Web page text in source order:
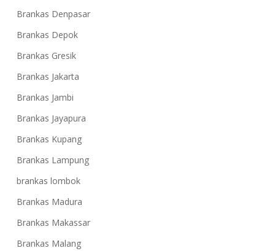
Brankas Denpasar
Brankas Depok
Brankas Gresik
Brankas Jakarta
Brankas Jambi
Brankas Jayapura
Brankas Kupang
Brankas Lampung
brankas lombok
Brankas Madura
Brankas Makassar
Brankas Malang